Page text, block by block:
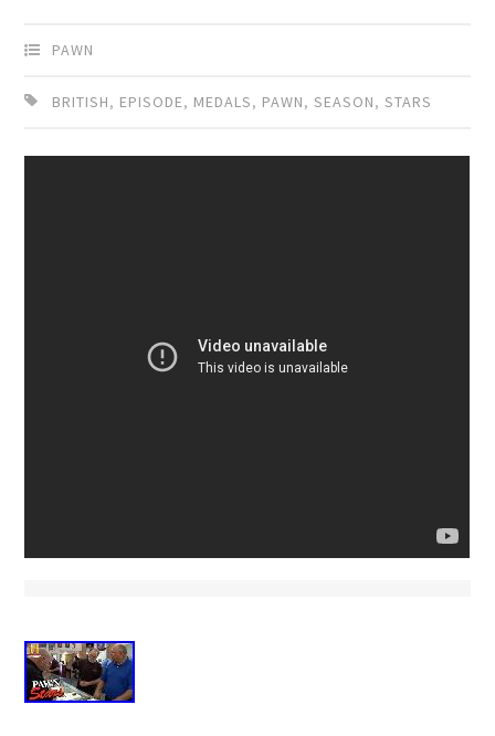
PAWN
BRITISH, EPISODE, MEDALS, PAWN,SEASON,STARS